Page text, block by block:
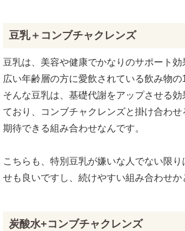
豆乳＋コンブチャクレンズ
豆乳は、美容や健康でかなりのサポート
広い年齢層の方に愛飲されている飲み物の
そんな豆乳は、基礎代謝をアップさせる
ており、コンブチャクレンズと掛け合わ
期待できる組み合わせなんです。
こちらも、特別豆乳が嫌いな人でない限
せも良いですし、続けやすい組み合わせか
炭酸水+コンブチャクレンズ